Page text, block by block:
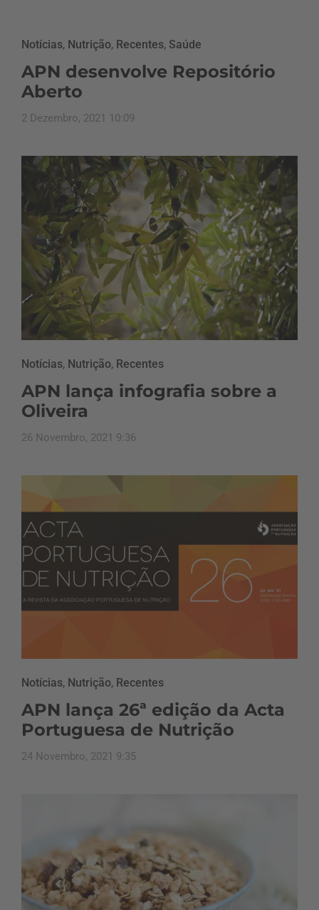
Notícias, Nutrição, Recentes, Saúde
APN desenvolve Repositório
Aberto
2 Dezembro, 2021 10:09
Notícias, Nutrição, Recentes
APN lança infografia sobre a
Oliveira
26 Novembro, 2021 9:36
Notícias, Nutrição, Recentes
APN lança 26ª edição da Acta
Portuguesa de Nutrição
24 Novembro, 2021 9:35